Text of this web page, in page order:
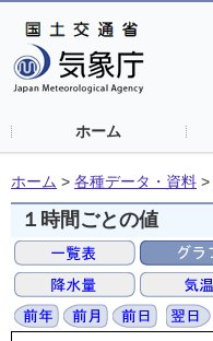
ホーム
ホーム > 各種データ・資料 >
１時間ごとの値